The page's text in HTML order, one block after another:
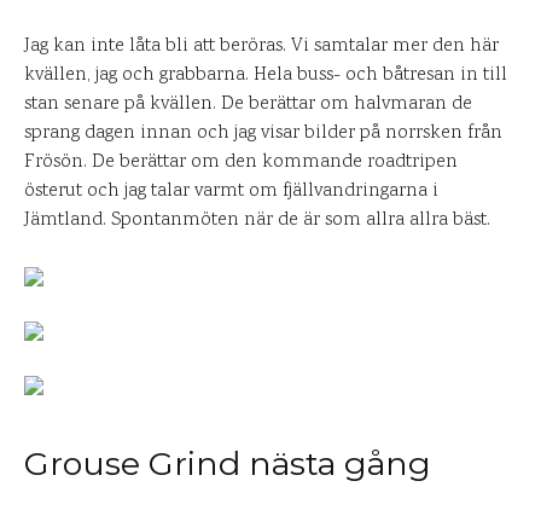
Jag kan inte låta bli att beröras. Vi samtalar mer den här
kvällen, jag och grabbarna. Hela buss- och båtresan in till
stan senare på kvällen. De berättar om halvmaran de
sprang dagen innan och jag visar bilder på norrsken från
Frösön. De berättar om den kommande roadtripen
österut och jag talar varmt om fjällvandringarna i
Jämtland. Spontanmöten när de är som allra allra bäst.
Grouse Grind nästa gång